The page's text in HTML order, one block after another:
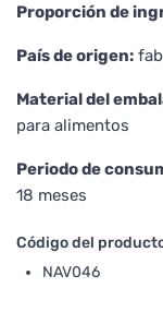
Proporción de
País de origen:
Material del
para alimentos
Periodo de
18 meses
Código del
NAV046